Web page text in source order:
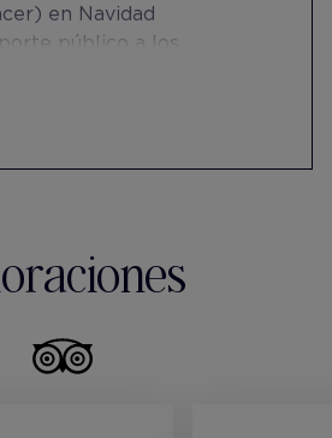
en Navidad
público a los
desplazarse al Hotel